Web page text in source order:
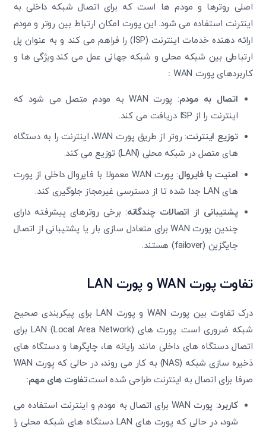
اصلی روترها و مودم ها است که برای اتصال شبکه داخلی به
اینترنت استفاده می شود. این پورت امکان ارتباط بین روتر و مودم
ارائه دهنده خدمات اینترنت (ISP) را فراهم می کند و به عنوان پل
ارتباطی بین شبکه محلی و شبکه جهانی عمل می کند.ویژگی ها و
کاربردهای پورت WAN
:
اتصال به مودم
: پورت WAN به مودم متصل می شود که
اینترنت را از ISP دریافت می کند.
توزیع اینترنت
: روتر از طریق پورت WAN، اینترنت را به دستگاه
های متصل در شبکه محلی (LAN) توزیع می کند.
امنیت با فایروال
: پورت WAN معمولا با فایروال داخلی از پورت
های LAN جدا شده تا از دسترسی غیرمجاز جلوگیری کند.
پشتیبانی از اتصالات چندگانه: برخی روترهای پیشرفته دارای
چندین پورت WAN برای متعادل سازی بار یا پشتیبانی از اتصال
جایگزین (failover) هستند.
تفاوت پورت WAN و پورت LAN
درک تفاوت بین پورت WAN و پورت LAN برای پیکربندی صحیح
شبکه ضروری است. پورت های LAN (Local Area Network) برای
اتصال دستگاه های داخلی مانند رایانه ها، چاپگرها و دستگاه های
ذخیره سازی شبکه (NAS) به کار می روند، در حالی که پورت WAN
صرفا برای اتصال به اینترنت طراحی شده است.تفاوت های مهم:
کاربرد
: پورت WAN برای اتصال به مودم و اینترنت استفاده می
شود، در حالی که پورت های LAN دستگاه های شبکه محلی را